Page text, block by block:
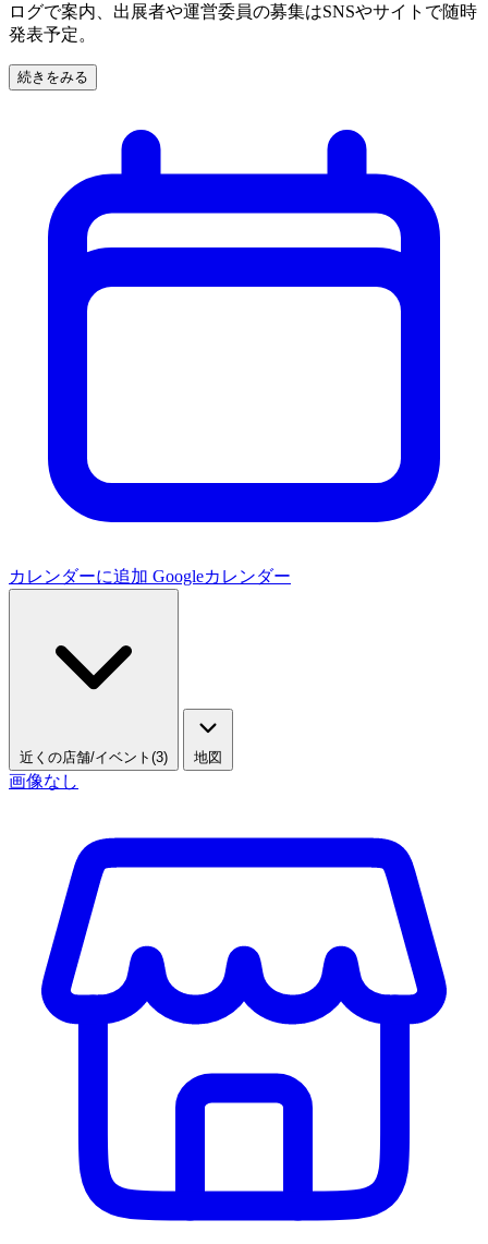
ログで案内、出展者や運営委員の募集はSNSやサイトで随時
発表予定。
続きをみる
カレンダーに追加 Googleカレンダー
近くの店舗/イベント(3) 地図
画像なし